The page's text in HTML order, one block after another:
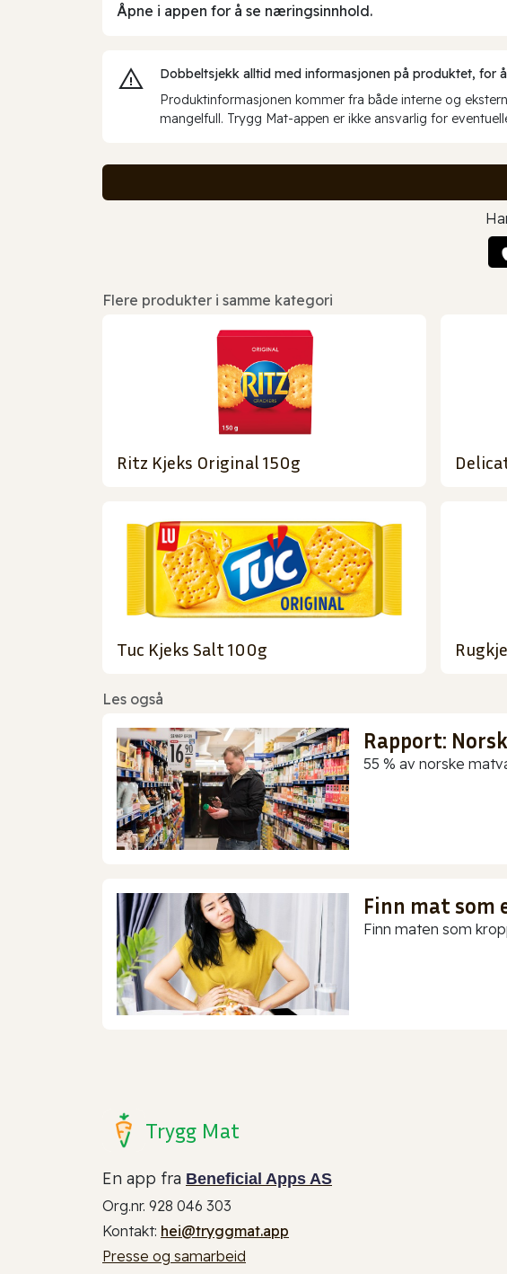
Åpne i appen for å se næringsinnhold.
Dobbeltsjekk alltid med informasjonen på produktet, for
Produktinformasjonen kommer fra både interne og
mangelfull. Trygg Mat-appen er ikke ansvarlig for
Flere produkter i samme kategori
Ritz Kjeks Original 150g
Tuc Kjeks Salt 100g
Les også
Rapport:
55 % av norske
Finn mat som
Finn maten som
Trygg Mat
En app fra Beneficial Apps AS
Org.nr. 928 046 303
Kontakt: hei@tryggmat.app
Presse og samarbeid